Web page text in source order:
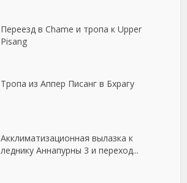
Переезд в Chame и тропа к Upper
Pisang
Тропа из Аппер Писанг в Бхрагу
Акклиматизационная вылазка к
леднику Аннапурны 3 и переход...